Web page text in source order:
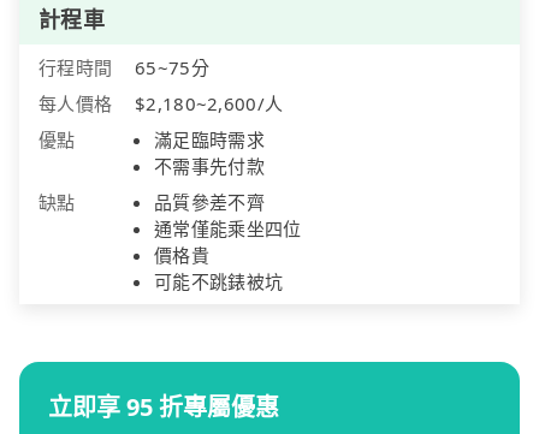
計程車
行程時間
65~75分
每人價格
$2,180~2,600/人
優點
滿足臨時需求
不需事先付款
缺點
品質參差不齊
通常僅能乘坐四位
價格貴
可能不跳錶被坑
立即享 95 折專屬優惠